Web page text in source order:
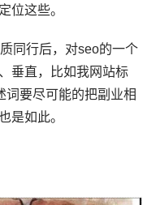
位这些。
同行后，对seo的一个
垂直，比如我网站标
词要尽可能的把副业相
是如此。